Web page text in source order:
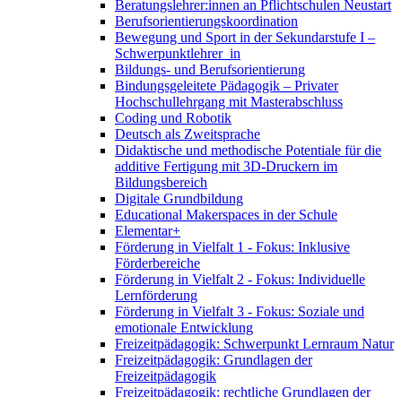
Beratungslehrer:innen an Pflichtschulen Neustart
Berufsorientierungskoordination
Bewegung und Sport in der Sekundarstufe I –
Schwerpunktlehrer_in
Bildungs- und Berufsorientierung
Bindungsgeleitete Pädagogik – Privater
Hochschullehrgang mit Masterabschluss
Coding und Robotik
Deutsch als Zweitsprache
Didaktische und methodische Potentiale für die
additive Fertigung mit 3D-Druckern im
Bildungsbereich
Digitale Grundbildung
Educational Makerspaces in der Schule
Elementar+
Förderung in Vielfalt 1 - Fokus: Inklusive
Förderbereiche
Förderung in Vielfalt 2 - Fokus: Individuelle
Lernförderung
Förderung in Vielfalt 3 - Fokus: Soziale und
emotionale Entwicklung
Freizeitpädagogik: Schwerpunkt Lernraum Natur
Freizeitpädagogik: Grundlagen der
Freizeitpädagogik
Freizeitpädagogik: rechtliche Grundlagen der